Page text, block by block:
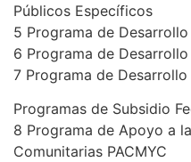
Públicos Específicos
5 Programa de
6 Programa de
7 Programa de
Programas de Subsidio
8 Programa de Apoyo a
Comunitarias PACMYC